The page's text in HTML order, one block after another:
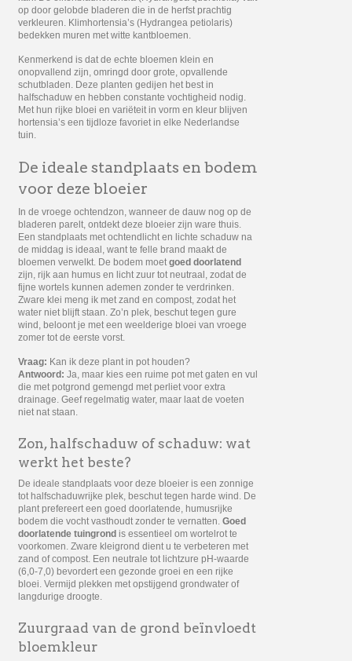
op door gelobde bladeren die in de herfst prachtig
verkleuren. Klimhortensia’s (Hydrangea petiolaris)
bedekken muren met witte kantbloemen.
Kenmerkend is dat de echte bloemen klein en
onopvallend zijn, omringd door grote, opvallende
schutbladen. Deze planten gedijen het best in
halfschaduw en hebben constante vochtigheid nodig.
Met hun rijke bloei en variëteit in vorm en kleur blijven
hortensia’s een tijdloze favoriet in elke Nederlandse
tuin.
De ideale standplaats en bodem
voor deze bloeier
In de vroege ochtendzon, wanneer de dauw nog op de
bladeren parelt, ontdekt deze bloeier zijn ware thuis.
Een standplaats met ochtendlicht en lichte schaduw na
de middag is ideaal, want te felle brand maakt de
bloemen verwelkt. De bodem moetgoed doorlatend
zijn, rijk aan humus en licht zuur tot neutraal, zodat de
fijne wortels kunnen ademen zonder te verdrinken.
Zware klei meng ik met zand en compost, zodat het
water niet blijft staan. Zo’n plek, beschut tegen gure
wind, beloont je met een weelderige bloei van vroege
zomer tot de eerste vorst.
Vraag: Kan ik deze plant in pot houden?
Antwoord: Ja, maar kies een ruime pot met gaten en vul
die met potgrond gemengd met perliet voor extra
drainage. Geef regelmatig water, maar laat de voeten
niet nat staan.
Zon, halfschaduw of schaduw: wat
werkt het beste?
De ideale standplaats voor deze bloeier is een zonnige
tot halfschaduwrijke plek, beschut tegen harde wind. De
plant prefereert een goed doorlatende, humusrijke
bodem die vocht vasthoudt zonder te vernatten. Goed
doorlatende tuingrond is essentieel om wortelrot te
voorkomen. Zware kleigrond dient u te verbeteren met
zand of compost. Een neutrale tot lichtzure pH-waarde
(6,0-7,0) bevordert een gezonde groei en een rijke
bloei. Vermijd plekken met opstijgend grondwater of
langdurige droogte.
Zuurgraad van de grond beïnvloedt
bloemkleur